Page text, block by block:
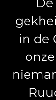
in de